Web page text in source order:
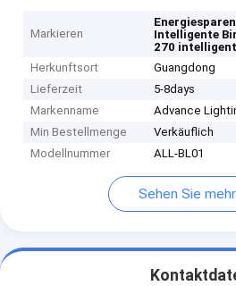
Markieren
Intelligente
270
Herkunftsort
Guangdong
Lieferzeit
5-8days
Markenname
Advance
Min Bestellmenge
Verkäuflich
Modellnummer
ALL-BL01
Sehen Sie